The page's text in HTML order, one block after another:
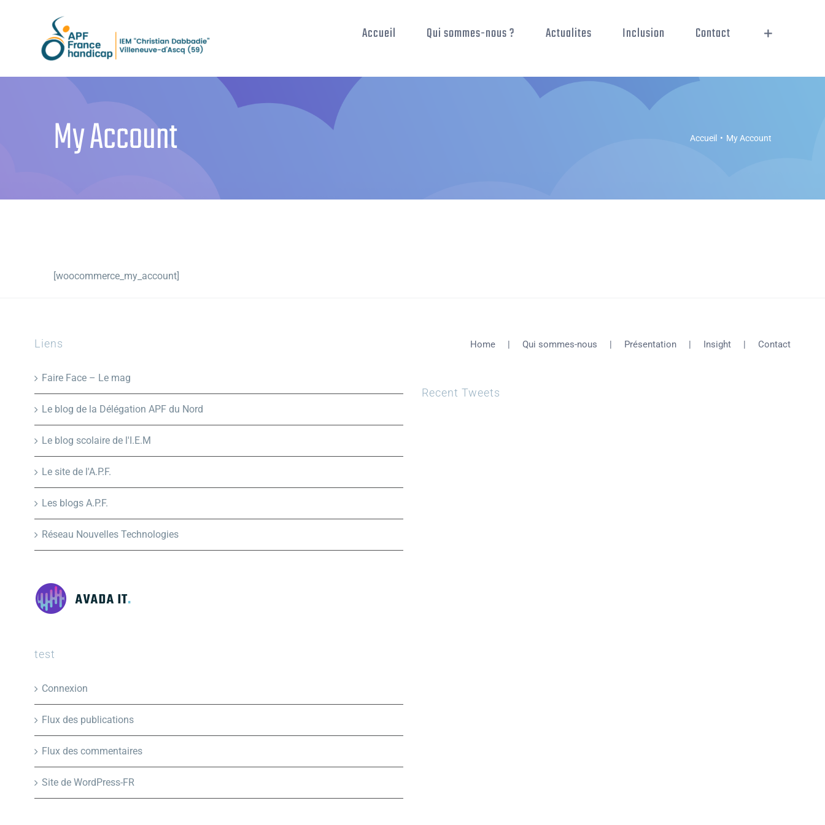
Accueil Qui sommes-nous ? Actualites Inclusion Contact
My Account Accueil • My Account
[woocommerce_my_account]
Liens
Faire Face – Le mag
Le blog de la Délégation APF du Nord
Le blog scolaire de l'I.E.M
Le site de l'A.P.F.
Les blogs A.P.F.
Réseau Nouvelles Technologies
test
Connexion
Flux des publications
Flux des commentaires
Site de WordPress-FR
Home Qui sommes-nous Présentation Insight Contact
Recent Tweets